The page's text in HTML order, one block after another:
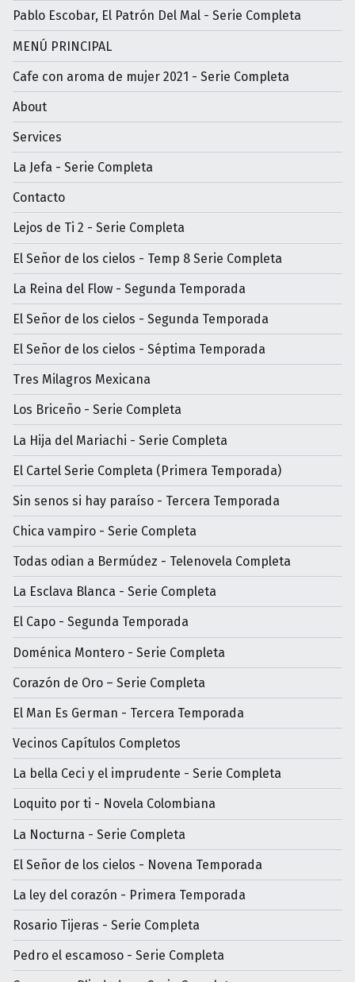
Pablo Escobar, El Patrón Del Mal - Serie Completa
MENÚ PRINCIPAL
Cafe con aroma de mujer 2021 - Serie Completa
About
Services
La Jefa - Serie Completa
Contacto
Lejos de Ti 2 - Serie Completa
El Señor de los cielos - Temp 8 Serie Completa
La Reina del Flow - Segunda Temporada
El Señor de los cielos - Segunda Temporada
El Señor de los cielos - Séptima Temporada
Tres Milagros Mexicana
Los Briceño - Serie Completa
La Hija del Mariachi - Serie Completa
El Cartel Serie Completa (Primera Temporada)
Sin senos si hay paraíso - Tercera Temporada
Chica vampiro - Serie Completa
Todas odian a Bermúdez - Telenovela Completa
La Esclava Blanca - Serie Completa
El Capo - Segunda Temporada
Doménica Montero - Serie Completa
Corazón de Oro – Serie Completa
El Man Es German - Tercera Temporada
Vecinos Capítulos Completos
La bella Ceci y el imprudente - Serie Completa
Loquito por ti - Novela Colombiana
La Nocturna - Serie Completa
El Señor de los cielos - Novena Temporada
La ley del corazón - Primera Temporada
Rosario Tijeras - Serie Completa
Pedro el escamoso - Serie Completa